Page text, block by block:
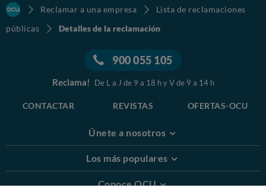
Reclamar a una empresa
Lista de reclamaciones
públicas
Detalles de la reclamación
900 055 105
Reclama! De L a J de 9 a 18 h y V de 9 a 14 h
CONTACTAR REVISTAS OFERTAS-OCU
Únete a nosotros
Los más populares
Conoce OCU